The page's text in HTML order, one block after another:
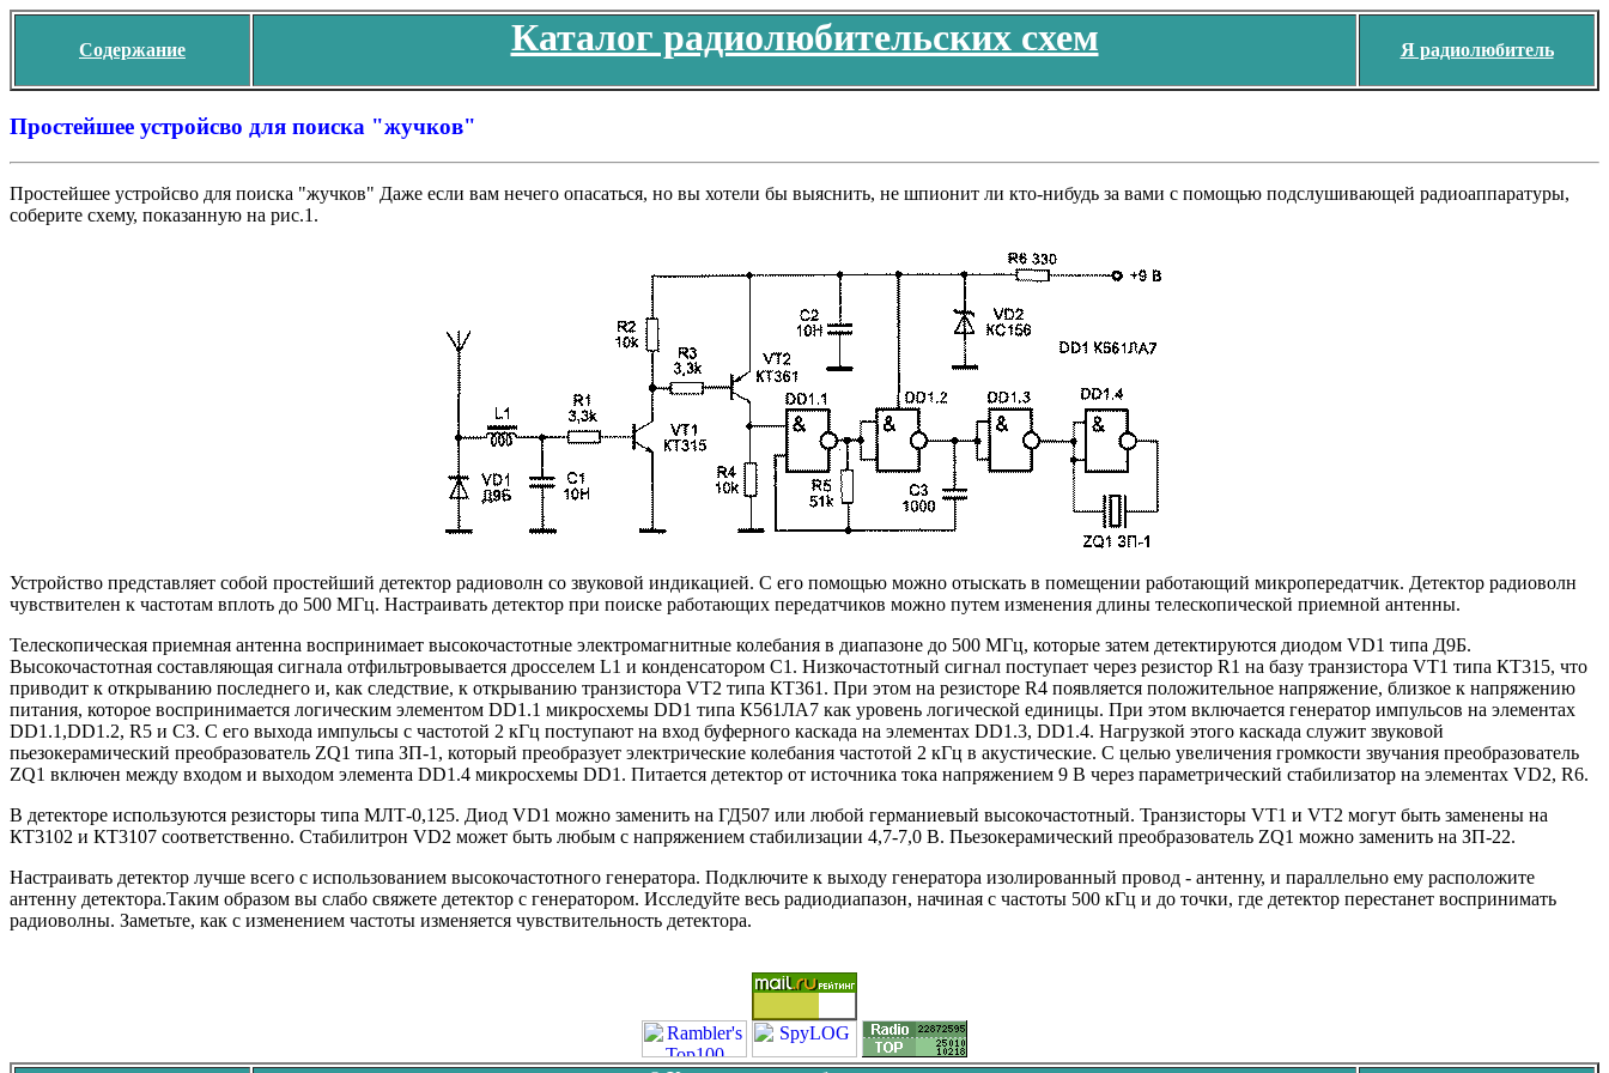
Содержание Каталог радиолюбительских схем Я радиолюбитель
Простейшее устройсво для поиска "жучков"
Простейшее устройсво для поиска "жучков" Даже если вам нечего опасаться, но вы хотели бы выяснить, не шпионит ли кто-нибудь за вами с помощью подслушивающей радиоаппаратуры,
соберите схему, показанную на рис.1.
Устройство представляет собой простейший детектор радиоволн со звуковой индикацией. С его помощью можно отыскать в помещении работающий микропередатчик. Детектор радиоволн
чувствителен к частотам вплоть до 500 МГц. Настраивать детектор при поиске работающих передатчиков можно путем изменения длины телескопической приемной антенны.
Телескопическая приемная антенна воспринимает высокочастотные электромагнитные колебания в диапазоне до 500 МГц, которые затем детектируются диодом VD1 типа Д9Б.
Высокочастотная составляющая сигнала отфильтровывается дросселем L1 и конденсатором С1. Низкочастотный сигнал поступает через резистор R1 на базу транзистора VT1 типа КТ315, что
приводит к открыванию последнего и, как следствие, к открыванию транзистора VT2 типа КТ361. При этом на резисторе R4 появляется положительное напряжение, близкое к напряжению
питания, которое воспринимается логическим элементом DD1.1 микросхемы DD1 типа К561ЛА7 как уровень логической единицы. При этом включается генератор импульсов на элементах
DD1.1,DD1.2, R5 и СЗ. С его выхода импульсы с частотой 2 кГц поступают на вход буферного каскада на элементах DD1.3, DD1.4. Нагрузкой этого каскада служит звуковой
пьезокерамический преобразователь ZQ1 типа ЗП-1, который преобразует электрические колебания частотой 2 кГц в акустические. С целью увеличения громкости звучания преобразователь
ZQ1 включен между входом и выходом элемента DD1.4 микросхемы DD1. Питается детектор от источника тока напряжением 9 В через параметрический стабилизатор на элементах VD2, R6.
В детекторе используются резисторы типа МЛТ-0,125. Диод VD1 можно заменить на ГД507 или любой германиевый высокочастотный. Транзисторы VT1 и VT2 могут быть заменены на
КТ3102 и КТ3107 соответственно. Стабилитрон VD2 может быть любым с напряжением стабилизации 4,7-7,0 В. Пьезокерамический преобразователь ZQ1 можно заменить на ЗП-22.
Настраивать детектор лучше всего с использованием высокочастотного генератора. Подключите к выходу генератора изолированный провод - антенну, и параллельно ему расположите
антенну детектора.Таким образом вы слабо свяжете детектор с генератором. Исследуйте весь радиодиапазон, начиная с частоты 500 кГц и до точки, где детектор перестанет воспринимать
радиоволны. Заметьте, как с изменением частоты изменяется чувствительность детектора.